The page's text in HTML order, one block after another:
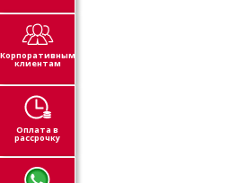
Корпоративным
клиентам
Оплата в
рассрочку